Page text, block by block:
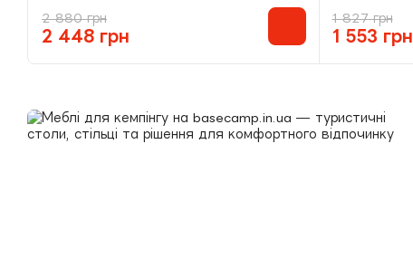
2 880 грн
2 448 грн
1 827 грн
1 553 грн